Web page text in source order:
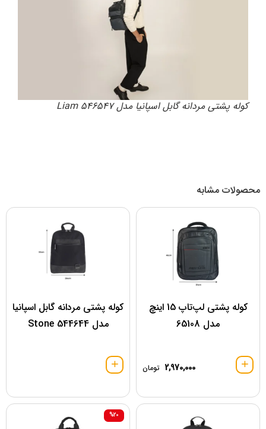
کوله پشتی مردانه گابل اسپانیا مدل 546547 Liam
محصولات مشابه
کوله پشتی لپ‌تاپ 15 اینچ
مدل 65108
2,970,000 تومان
کوله پشتی مردانه گابل اسپانیا
مدل 544644 Stone
%20